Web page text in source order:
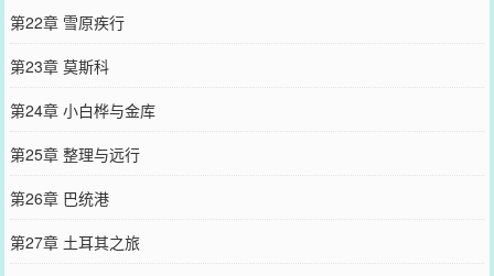
第22章 雪原疾行
第23章 莫斯科
第24章 小白桦与金库
第25章 整理与远行
第26章 巴统港
第27章 土耳其之旅